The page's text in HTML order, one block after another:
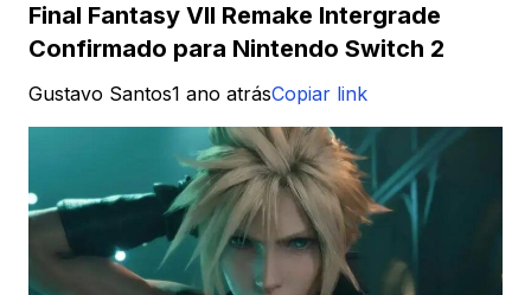
Final Fantasy VII Remake Intergrade
Confirmado para Nintendo Switch 2
Gustavo Santos1 ano atrásCopiar link